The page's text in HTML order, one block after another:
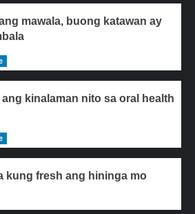
mawala, buong katawan ay
kinalaman nito sa oral health
kung fresh ang hininga mo